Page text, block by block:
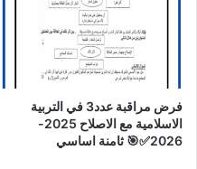
فرض مراقبة عدد3 في التربية
الاسلامية مع الاصلاح 2025-
2026✅🎯 ثامنة اساسي